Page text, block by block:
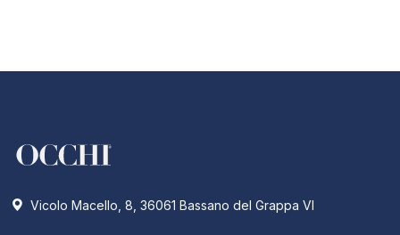
Vicolo Macello, 8, 36061 Bassano del Grappa VI